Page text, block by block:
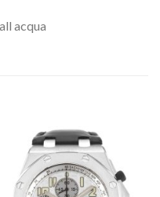
acqua